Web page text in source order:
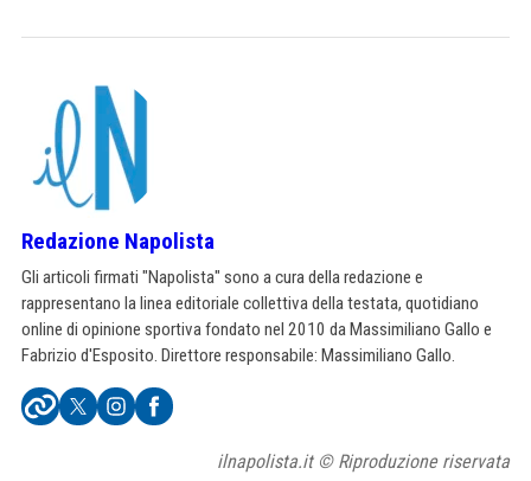
Redazione Napolista
Gli articoli firmati "Napolista" sono a cura della redazione e
rappresentano la linea editoriale collettiva della testata, quotidiano
online di opinione sportiva fondato nel 2010 da Massimiliano Gallo e
Fabrizio d'Esposito. Direttore responsabile: Massimiliano Gallo.
ilnapolista.it © Riproduzione riservata